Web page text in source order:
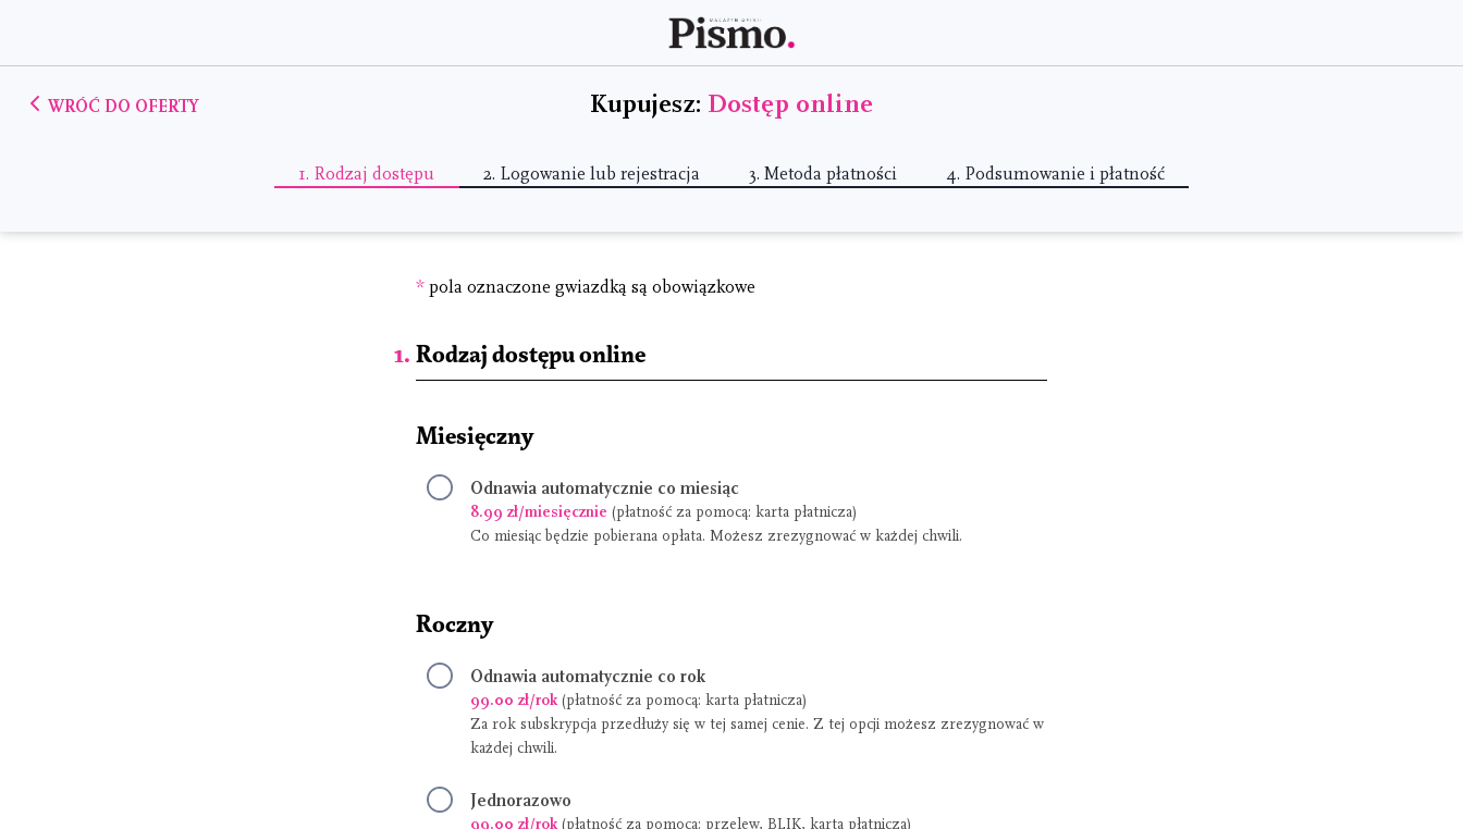
Kupujesz: Dostęp online
1. Rodzaj dostępu 2. Logowanie lub rejestracja 3. Metoda płatności 4. Podsumowanie i płatność
WRÓĆ DO OFERTY
* pola oznaczone gwiazdką są obowiązkowe
Rodzaj dostępu online
Miesięczny
Odnawia automatycznie co miesiąc
8.99 zł/miesięcznie (płatność za pomocą: karta płatnicza)
Co miesiąc będzie pobierana opłata. Możesz zrezygnować w każdej chwili.
Roczny
Odnawia automatycznie co rok
99.00 zł/rok (płatność za pomocą: karta płatnicza)
Za rok subskrypcja przedłuży się w tej samej cenie. Z tej opcji możesz zrezygnować w
każdej chwili.
Jednorazowo
99.00 zł/rok (płatność za pomocą: przelew, BLIK, karta płatnicza)